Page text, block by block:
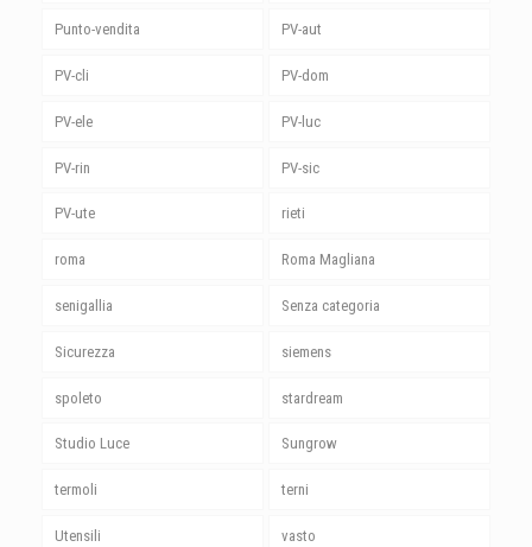
Punto-vendita PV-aut
PV-cli PV-dom
PV-ele PV-luc
PV-rin PV-sic
PV-ute rieti
roma Roma Magliana
senigallia Senza categoria
Sicurezza siemens
spoleto stardream
Studio Luce Sungrow
termoli terni
Utensili vasto